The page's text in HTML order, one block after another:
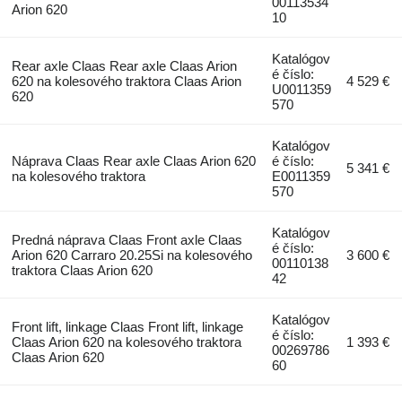
Arion 620
10
Rear axle Claas Rear axle Claas Arion
620 na kolesového traktora Claas Arion
620
Katalógov
é číslo:
U0011359
570
4 529 €
Náprava Claas Rear axle Claas Arion 620
na kolesového traktora
Katalógov
é číslo:
E0011359
570
5 341 €
Predná náprava Claas Front axle Claas
Arion 620 Carraro 20.25Si na kolesového
traktora Claas Arion 620
Katalógov
é číslo:
00110138
42
3 600 €
Front lift, linkage Claas Front lift, linkage
Claas Arion 620 na kolesového traktora
Claas Arion 620
Katalógov
é číslo:
00269786
60
1 393 €